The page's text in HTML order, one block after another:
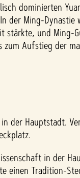
dominierten
Ming-Dynastie
stärkte, und Ming-
zum Aufstieg der
der Hauptstadt.
in der
einen Tradition-